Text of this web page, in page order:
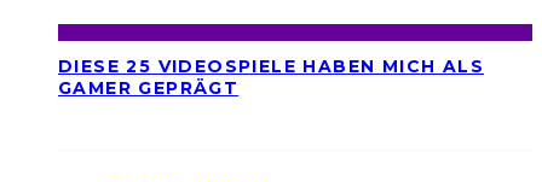
DIESE 25 VIDEOSPIELE HABEN MICH ALS
GAMER GEPRÄGT